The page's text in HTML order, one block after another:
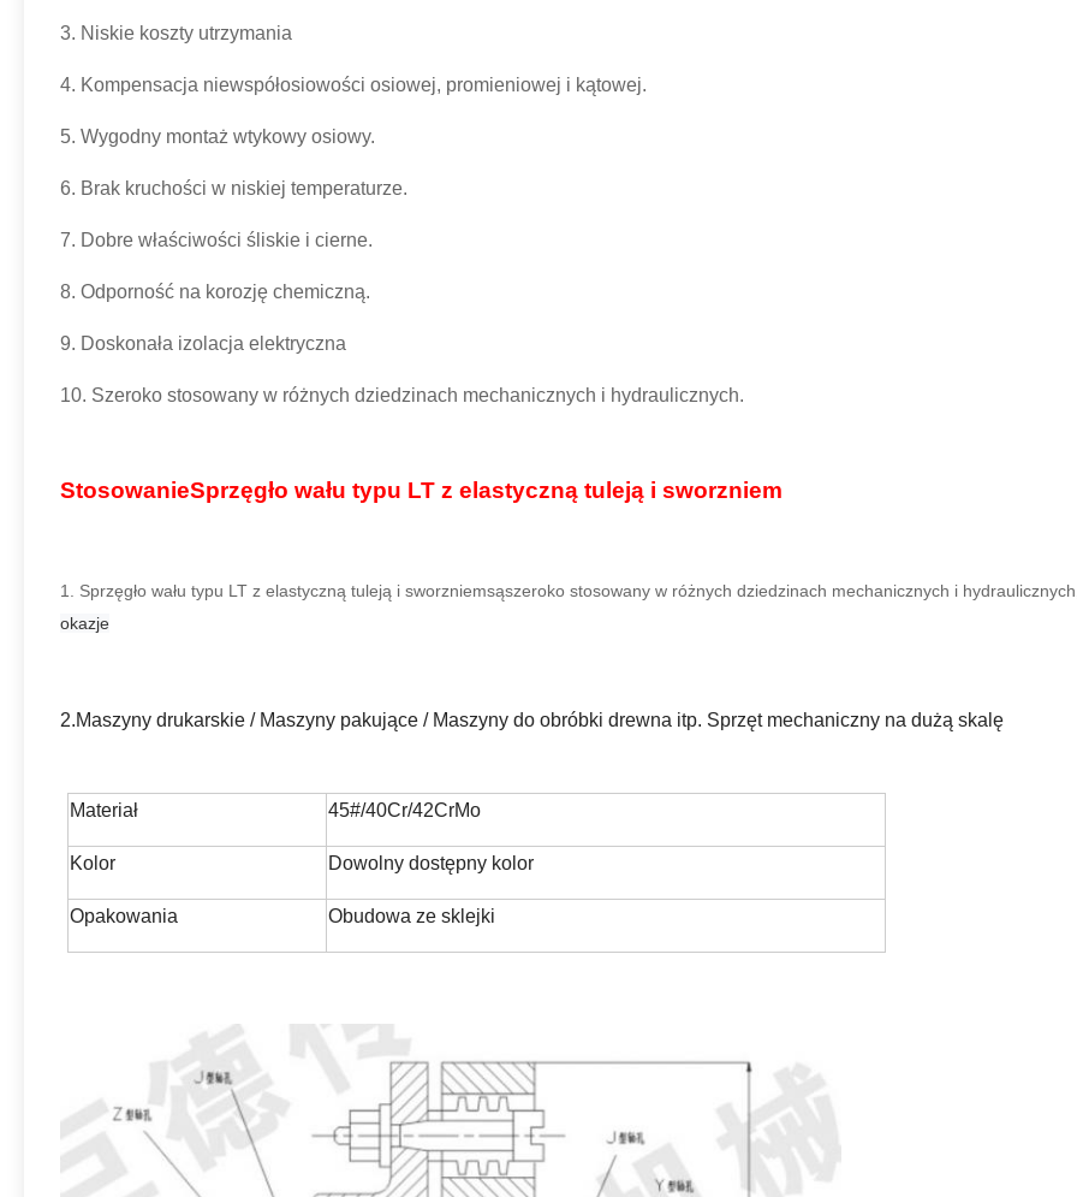
3. Niskie koszty utrzymania
4. Kompensacja niewspółosiowości osiowej, promieniowej i kątowej.
5. Wygodny montaż wtykowy osiowy.
6. Brak kruchości w niskiej temperaturze.
7. Dobre właściwości śliskie i cierne.
8. Odporność na korozję chemiczną.
9. Doskonała izolacja elektryczna
10. Szeroko stosowany w różnych dziedzinach mechanicznych i hydraulicznych.
StosowanieSprzęgło wału typu LT z elastyczną tuleją i sworzniem
1. Sprzęgło wału typu LT z elastyczną tuleją i sworzniemsąszeroko stosowany w różnych dziedzinach mechanicznych i hydraulicznych,
okazje
2.Maszyny drukarskie / Maszyny pakujące / Maszyny do obróbki drewna itp. Sprzęt mechaniczny na dużą skalę
Materiał 45#/40Cr/42CrMo
Kolor Dowolny dostępny kolor
Opakowania Obudowa ze sklejki